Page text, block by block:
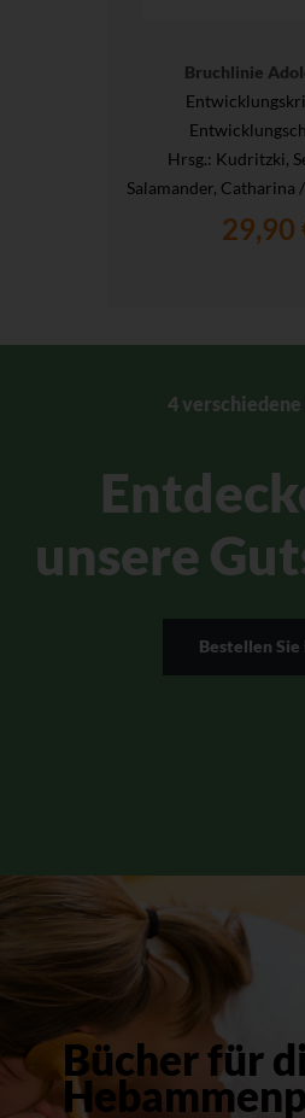
Bruchlinie
Hrsg.: Kudritzki,
Salamander, Catharina
29,90
4
unsere
Bestellen
Bücher für